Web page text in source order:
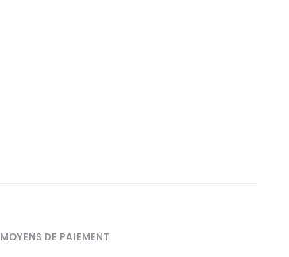
MOYENS DE PAIEMENT